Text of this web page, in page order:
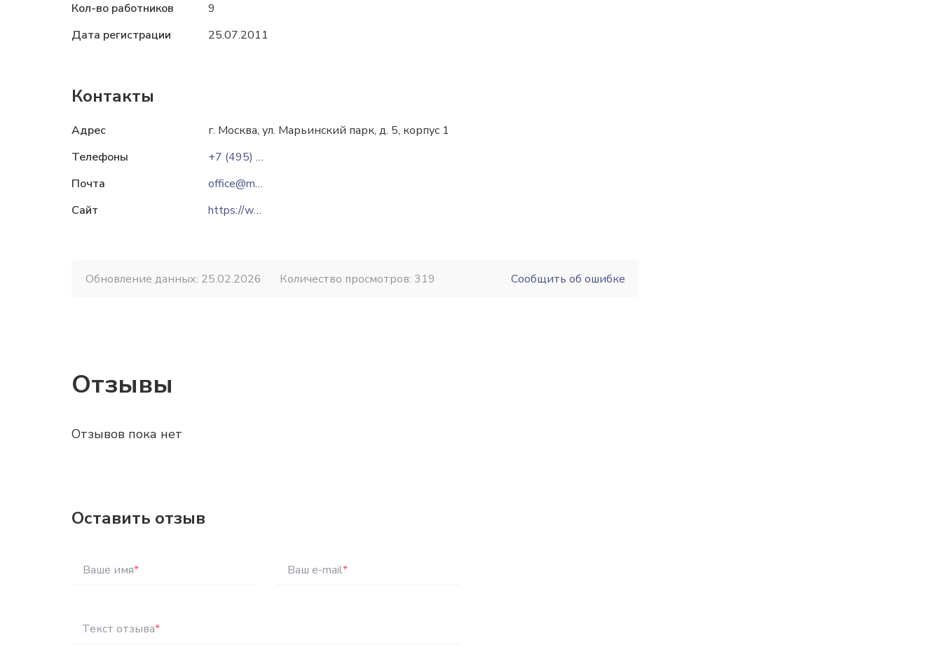
Кол-во работников
9
Дата регистрации
25.07.2011
Контакты
Адрес
г. Москва, ул. Марьинский парк, д. 5, корпус 1
Телефоны
+7 (495) 668-09-73
Почта
office@mpservices.ru
Сайт
https://www.mpservices.ru
Обновление данных: 25.02.2026 Количество просмотров: 319 Сообщить об ошибке
Отзывы
Отзывов пока нет
Оставить отзыв
Ваше имя* Ваш e-mail*
Текст отзыва*